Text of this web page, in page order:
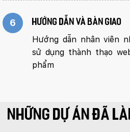
6
Hướng dẫn và bàn giao
Hướng dẫn nhân viên
sử dụng thành thạo
phẩm
NHỮNG DỰ ÁN ĐÃ